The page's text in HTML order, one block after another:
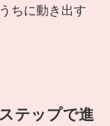
ちに動き出す
テップで進